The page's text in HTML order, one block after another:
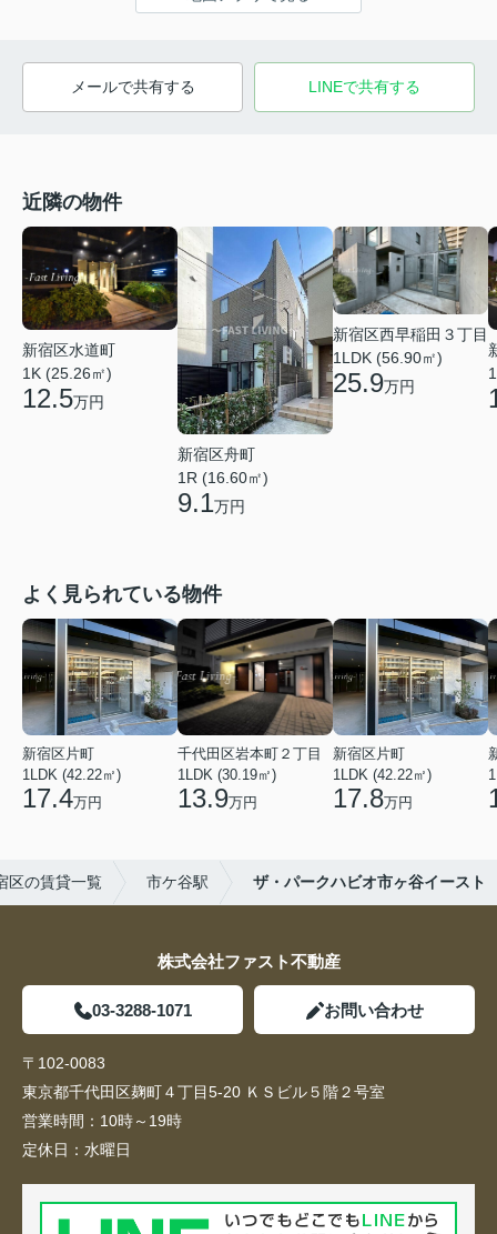
メールで共有する LINEで共有する
近隣の物件
新宿区水道町
1K (25.26㎡)
12.5万円
新宿区舟町
1R (16.60㎡)
9.1万円
新宿区西早稲田３丁目
1LDK (56.90㎡)
25.9万円
よく見られている物件
新宿区片町
1LDK (42.22㎡)
17.4万円
千代田区岩本町２丁目
1LDK (30.19㎡)
13.9万円
新宿区片町
1LDK (42.22㎡)
17.8万円
区の賃貸一覧 市ケ谷駅 ザ・パークハビオ市ヶ谷イースト
株式会社ファスト不動産
03-3288-1071 お問い合わせ
〒102-0083
東京都千代田区麹町４丁目5-20 ＫＳビル５階２号室
営業時間： 10時～19時
定休日： 水曜日